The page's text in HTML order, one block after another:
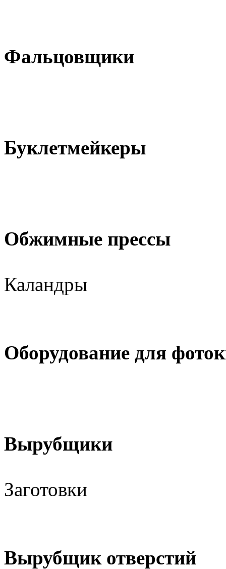
Фальцовщики
Буклетмейкеры
Обжимные прессы
Каландры
Оборудование для
Вырубщики
Заготовки
Вырубщик отверстий